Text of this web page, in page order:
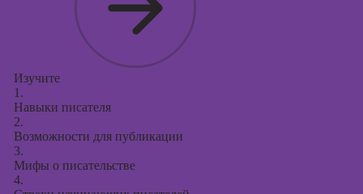
Изучите
1.
Навыки писателя
2.
Возможности для публикации
3.
Мифы о писательстве
4.